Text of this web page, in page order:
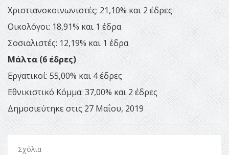
Χριστιανοκοινωνιστές: 21,10% και 2 έδρες
Οικολόγοι: 18,91% και 1 έδρα
Σοσιαλιστές: 12,19% και 1 έδρα
Μάλτα (6 έδρες)
Εργατικοί: 55,00% και 4 έδρες
Εθνικιστικό Κόμμα: 37,00% και 2 έδρες
Δημοσιεύτηκε στις 27 Μαΐου, 2019
Σχόλια